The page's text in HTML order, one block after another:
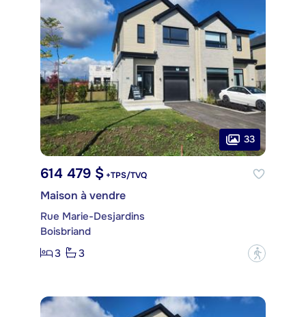
33
614 479 $ +TPS/TVQ
Maison à vendre
Rue Marie-Desjardins
Boisbriand
3
3 ?